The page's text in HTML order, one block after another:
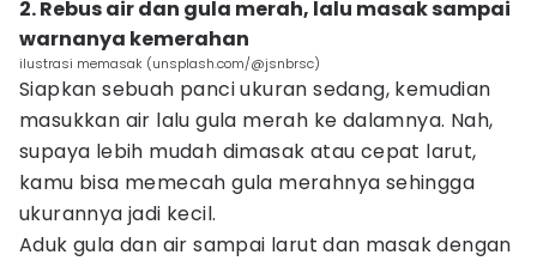
2. Rebus air dan gula merah, lalu masak sampai
warnanya kemerahan
ilustrasi memasak (unsplash.com/@jsnbrsc)
Siapkan sebuah panci ukuran sedang, kemudian
masukkan air lalu gula merah ke dalamnya. Nah,
supaya lebih mudah dimasak atau cepat larut,
kamu bisa memecah gula merahnya sehingga
ukurannya jadi kecil.
Aduk gula dan air sampai larut dan masak dengan